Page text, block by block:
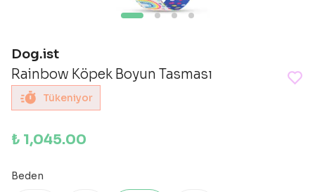
Dog.ist
Rainbow Köpek Boyun Tasması
Tükeniyor
₺ 1,045.00
Beden